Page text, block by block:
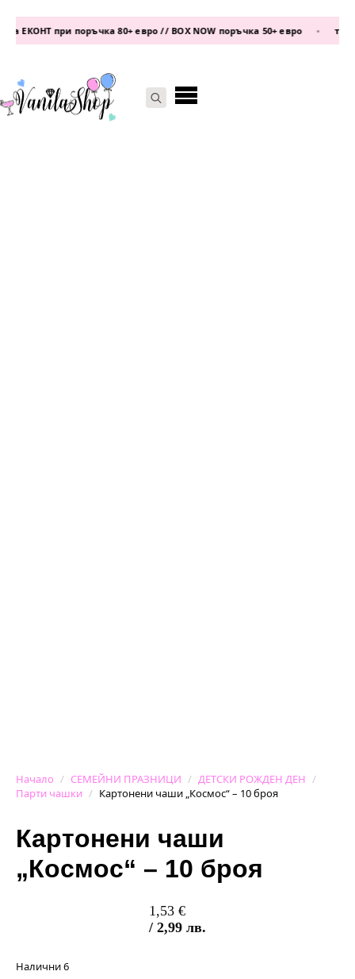
при поръчка 80+ евро // BOX NOW поръчка 50+ евро •
Начало СЕМЕЙНИ ПРАЗНИЦИ
ДЕТСКИ РОЖДЕН ДЕН
Парти чашки
Картонени чаши „Космос“ – 10 броя
Картонени чаши
„Космос“ – 10 броя
1,53 €
/ 2,99 лв.
Налични 6